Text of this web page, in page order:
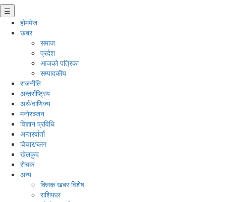
☰
होमपेज
खबर
समाज
प्रदेश
आजको पत्रिका
सम्पादकीय
राजनीति
अन्तर्राष्ट्रिय
अर्थ/वाणिज्य
मनाेरञ्जन
विज्ञान प्रविधि
अन्तरर्वार्ता
विचार/ब्लग
खेलकुद
रोचक
अन्य
क्लिक खबर विशेष
राशिफल